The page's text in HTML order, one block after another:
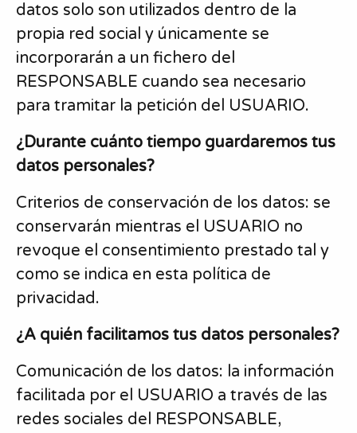
datos solo son utilizados dentro de la
propia red social y únicamente se
incorporarán a un fichero del
RESPONSABLE cuando sea necesario
para tramitar la petición del USUARIO.
¿Durante cuánto tiempo guardaremos tus
datos personales?
Criterios de conservación de los datos: se
conservarán mientras el USUARIO no
revoque el consentimiento prestado tal y
como se indica en esta política de
privacidad.
¿A quién facilitamos tus datos personales?
Comunicación de los datos: la información
facilitada por el USUARIO a través de las
redes sociales del RESPONSABLE,